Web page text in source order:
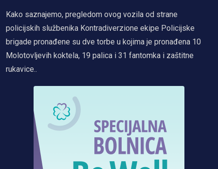
Kako saznajemo, pregledom ovog vozila od strane
policijskih službenika Kontradiverzione ekipe Policijske
brigade pronađene su dve torbe u kojima je pronađena 10
Molotovljevih koktela, 19 palica i 31 fantomka i zaštitne
rukavice..